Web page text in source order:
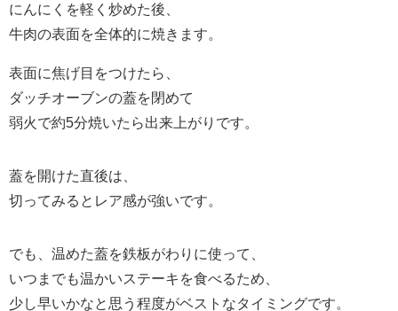
にんにくを軽く炒めた後、
牛肉の表面を全体的に焼きます。
表面に焦げ目をつけたら、
ダッチオーブンの蓋を閉めて
弱火で約5分焼いたら出来上がりです。
蓋を開けた直後は、
切ってみるとレア感が強いです。
でも、温めた蓋を鉄板がわりに使って、
いつまでも温かいステーキを食べるため、
少し早いかなと思う程度がベストなタイミングです。